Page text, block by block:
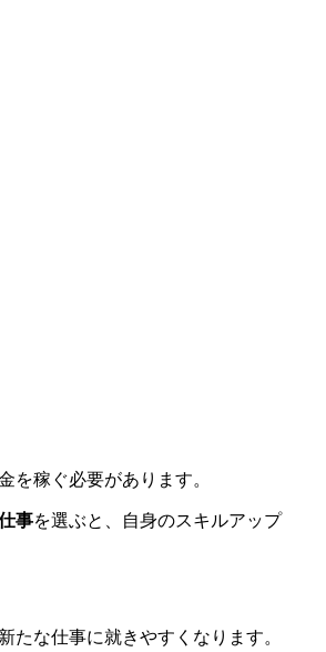
を稼ぐ必要があります。
事を選ぶと、自身のスキルアップ
な仕事に就きやすくなります。